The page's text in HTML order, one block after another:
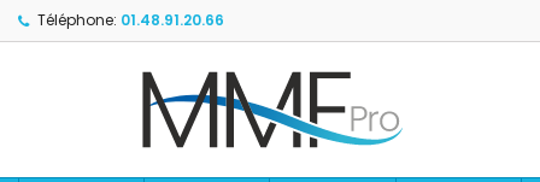
Téléphone: 01.48.91.20.66